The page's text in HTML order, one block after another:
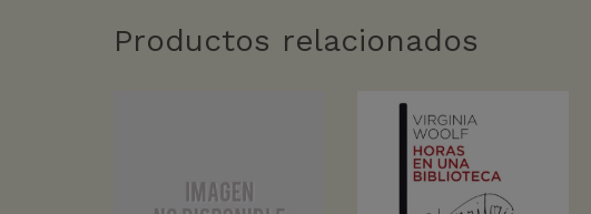
Productos relacionados